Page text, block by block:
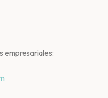
empresariales: